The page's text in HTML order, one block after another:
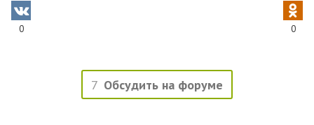
0 0
7 Обсудить на форуме